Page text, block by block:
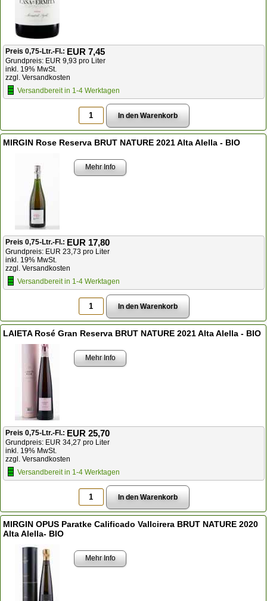
Preis 0,75-Ltr.-Fl.: EUR 7,45
Grundpreis: EUR 9,93 pro Liter
inkl. 19% MwSt.
zzgl. Versandkosten
Versandbereit in 1-4 Werktagen
MIRGIN Rose Reserva BRUT NATURE 2021 Alta Alella - BIO
Mehr Info
Preis 0,75-Ltr.-Fl.: EUR 17,80
Grundpreis: EUR 23,73 pro Liter
inkl. 19% MwSt.
zzgl. Versandkosten
Versandbereit in 1-4 Werktagen
LAIETA Rosé Gran Reserva BRUT NATURE 2021 Alta Alella - BIO
Mehr Info
Preis 0,75-Ltr.-Fl.: EUR 25,70
Grundpreis: EUR 34,27 pro Liter
inkl. 19% MwSt.
zzgl. Versandkosten
Versandbereit in 1-4 Werktagen
MIRGIN OPUS Paratke Calificado Vallcirera BRUT NATURE 2020
Alta Alella- BIO
Mehr Info